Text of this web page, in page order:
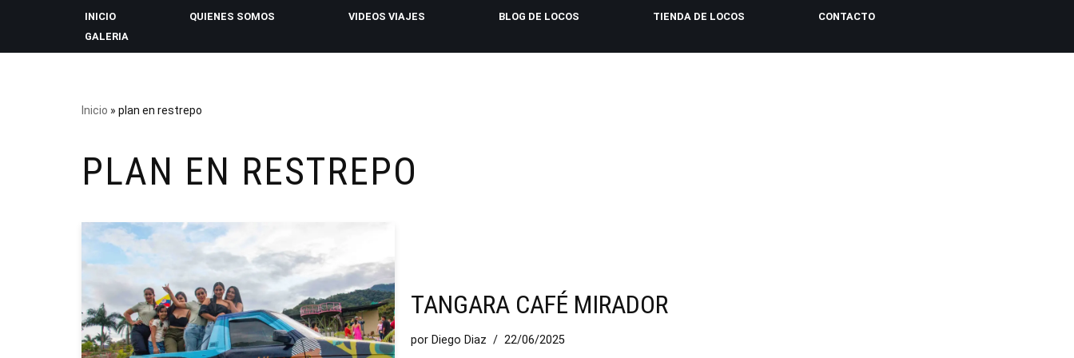
INICIO QUIENES SOMOS VIDEOS VIAJES BLOG DE LOCOS TIENDA DE LOCOS
CONTACTO
GALERIA
Inicio » plan en restrepo
PLAN EN RESTREPO
TANGARA CAFÉ MIRADOR
por Diego Diaz 22/06/2025